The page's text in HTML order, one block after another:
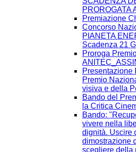
PROROGATA
Premiazione
Concorso
PIANETA
Scadenza 21
Proroga
Presentazione
Premio
visiva e della
Bando del
la Critica
Bando:
vivere nella
dignità. Uscire
dimostrazione
scegliere della